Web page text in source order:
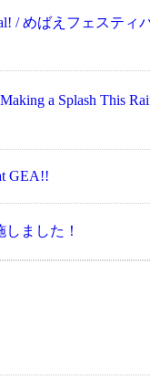
/ めばえフェスティ
a Splash This
GEA!!
ました！